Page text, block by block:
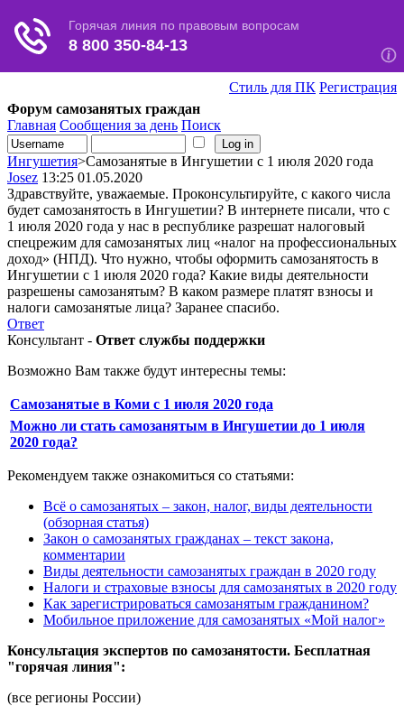
Стиль для ПК Регистрация
Форум самозанятых граждан
Главная Сообщения за день Поиск
Ингушетия>Самозанятые в Ингушетии с 1 июля 2020 года
Josez 13:25 01.05.2020
Здравствуйте, уважаемые. Проконсультируйте, с какого числа
будет самозанятость в Ингушетии? В интернете писали, что с
1 июля 2020 года у нас в республике разрешат налоговый
спецрежим для самозанятых лиц «налог на профессиональных
доход» (НПД). Что нужно, чтобы оформить самозанятость в
Ингушетии с 1 июля 2020 года? Какие виды деятельности
разрешены самозанятым? В каком размере платят взносы и
налоги самозанятые лица? Заранее спасибо.
Ответ
Консультант - Ответ службы поддержки
Возможно Вам также будут интересны темы:
Самозанятые в Коми с 1 июля 2020 года
Можно ли стать самозанятым в Ингушетии до 1 июля
2020 года?
Рекомендуем также ознакомиться со статьями:
Всё о самозанятых – закон, налог, виды деятельности
(обзорная статья)
Закон о самозанятых гражданах – текст закона,
комментарии
Виды деятельности самозанятых граждан в 2020 году
Налоги и страховые взносы для самозанятых в 2020 году
Как зарегистрироваться самозанятым гражданином?
Мобильное приложение для самозанятых «Мой налог»
Консультация экспертов по самозанятости. Бесплатная
"горячая линия":
(все регионы России)